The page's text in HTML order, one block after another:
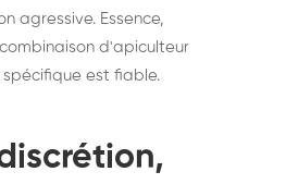
agressive. Essence,
d'apiculteur
est fiable.